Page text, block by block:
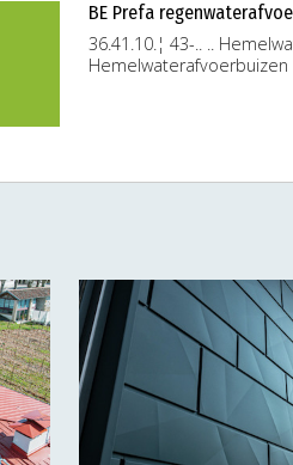
BE Prefa
36.41.10.¦ 43-.. ..
Hemelwaterafvoerbuizen